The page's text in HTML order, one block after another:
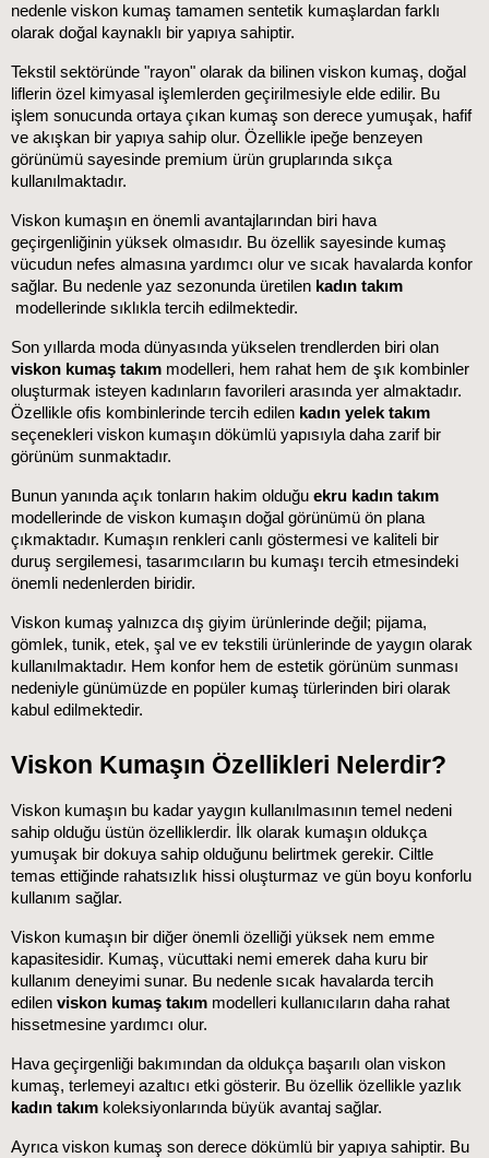
nedenle viskon kumaş tamamen sentetik kumaşlardan farklı
olarak doğal kaynaklı bir yapıya sahiptir.
Tekstil sektöründe "rayon" olarak da bilinen viskon kumaş, doğal
liflerin özel kimyasal işlemlerden geçirilmesiyle elde edilir. Bu
işlem sonucunda ortaya çıkan kumaş son derece yumuşak, hafif
ve akışkan bir yapıya sahip olur. Özellikle ipeğe benzeyen
görünümü sayesinde premium ürün gruplarında sıkça
kullanılmaktadır.
Viskon kumaşın en önemli avantajlarından biri hava
geçirgenliğinin yüksek olmasıdır. Bu özellik sayesinde kumaş
vücudun nefes almasına yardımcı olur ve sıcak havalarda konfor
sağlar. Bu nedenle yaz sezonunda üretilen kadın takım
modellerinde sıklıkla tercih edilmektedir.
viskon kumaş takım modelleri, hem rahat hem de şık kombinler
oluşturmak isteyen kadınların favorileri arasında yer almaktadır.
Özellikle ofis kombinlerinde tercih edilen kadın yelek takım
seçenekleri viskon kumaşın dökümlü yapısıyla daha zarif bir
görünüm sunmaktadır.
Bunun yanında açık tonların hakim olduğu ekru kadın takım
modellerinde de viskon kumaşın doğal görünümü ön plana
çıkmaktadır. Kumaşın renkleri canlı göstermesi ve kaliteli bir
duruş sergilemesi, tasarımcıların bu kumaşı tercih etmesindeki
önemli nedenlerden biridir.
Viskon kumaş yalnızca dış giyim ürünlerinde değil; pijama,
gömlek, tunik, etek, şal ve ev tekstili ürünlerinde de yaygın olarak
kullanılmaktadır. Hem konfor hem de estetik görünüm sunması
nedeniyle günümüzde en popüler kumaş türlerinden biri olarak
kabul edilmektedir.
Viskon Kumaşın Özellikleri Nelerdir?
Viskon kumaşın bu kadar yaygın kullanılmasının temel nedeni
sahip olduğu üstün özelliklerdir. İlk olarak kumaşın oldukça
yumuşak bir dokuya sahip olduğunu belirtmek gerekir. Ciltle
temas ettiğinde rahatsızlık hissi oluşturmaz ve gün boyu konforlu
kullanım sağlar.
Viskon kumaşın bir diğer önemli özelliği yüksek nem emme
kapasitesidir. Kumaş, vücuttaki nemi emerek daha kuru bir
kullanım deneyimi sunar. Bu nedenle sıcak havalarda tercih
edilen viskon kumaş takım modelleri kullanıcıların daha rahat
hissetmesine yardımcı olur.
Hava geçirgenliği bakımından da oldukça başarılı olan viskon
kadın takım koleksiyonlarında büyük avantaj sağlar.
Ayrıca viskon kumaş son derece dökümlü bir yapıya sahiptir. Bu